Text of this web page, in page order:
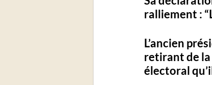
ralliement :
L’ancien
retirant de la
électoral